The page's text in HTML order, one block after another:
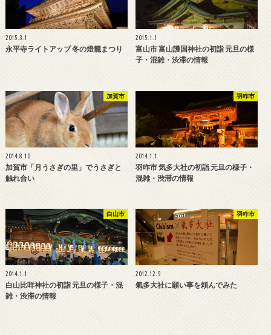
2015.3.1
永平寺ライトアップ 冬の燈籠まつり
2015.1.1
富山市 富山護国神社の初詣 元旦の様
子・混雑・渋滞の情報
加賀市
2014.8.10
加賀市「月うさぎの里」でうさぎと
触れ合い
羽咋市
2014.1.1
羽咋市 気多大社の初詣 元旦の様子・
混雑・渋滞の情報
白山市
2014.1.1
白山比咩神社の初詣 元旦の様子・混
雑・渋滞の情報
羽咋市
2012.12.9
氣多大社に願い事を頼んでみた